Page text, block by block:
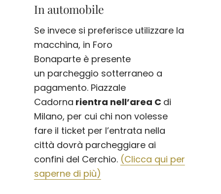
In automobile
Se invece si preferisce utilizzare la
macchina, in Foro
Bonaparte è presente
un parcheggio sotterraneo a
pagamento. Piazzale
Cadorna rientra nell’area C di
Milano, per cui chi non volesse
fare il ticket per l’entrata nella
città dovrà parcheggiare ai
confini del Cerchio. (Clicca qui per
saperne di più)